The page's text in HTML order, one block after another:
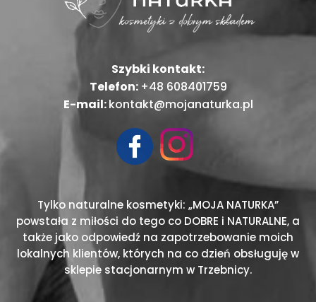
Szybki kontakt:
Telefon: +48 608401759
E-mail:kontakt@mojanaturka.pl
Tylko naturalne kosmetyki: „MOJA NATURKA”
powstała z miłości do tego co DOBRE i NATURALNE, a
także jako odpowiedź na zapotrzebowanie moich
lokalnych klientów, których na co dzień obsługuję w
sklepie stacjonarnym w Trzebnicy.